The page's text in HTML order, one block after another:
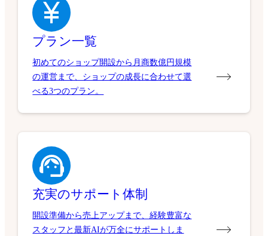
プラン一覧
初めてのショップ開設から月商数億円規模
の運営まで、ショップの成長に合わせて選
べる3つのプラン。
充実のサポート体制
開設準備から売上アップまで、経験豊富な
スタッフと最新AIが万全にサポートしま